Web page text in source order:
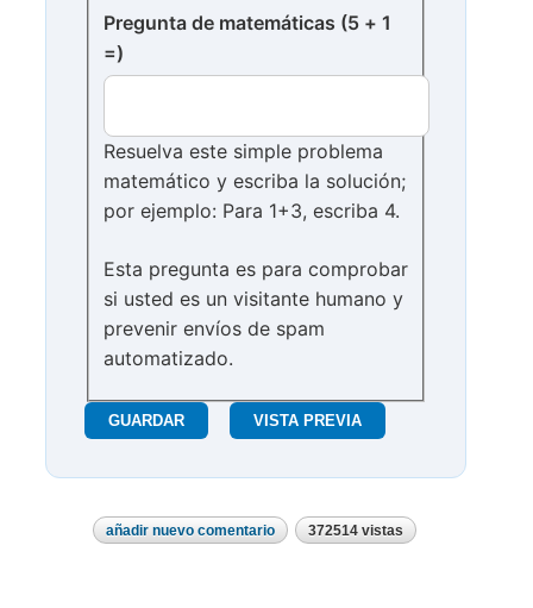
Pregunta de matemáticas (5 + 1
=)
Resuelva este simple problema
matemático y escriba la solución;
por ejemplo: Para 1+3, escriba 4.
Esta pregunta es para comprobar
si usted es un visitante humano y
prevenir envíos de spam
automatizado.
añadir nuevo comentario 372514 vistas